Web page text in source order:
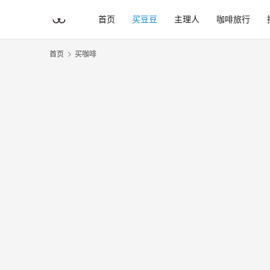
首页 买豆豆 主理人 咖啡旅行
首页 买咖啡